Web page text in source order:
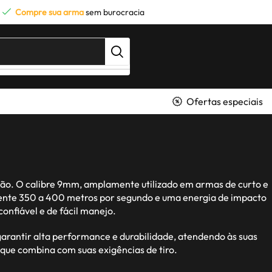
Compre sua armasem burocracia
Ofertas especiais
O calibre 9mm, amplamente utilizado em armas de curto e
350 a 400 metros por segundo e uma energia de impacto
e de fácil manejo.
alta performance e durabilidade, atendendo às suas
combina com suas exigências de tiro.